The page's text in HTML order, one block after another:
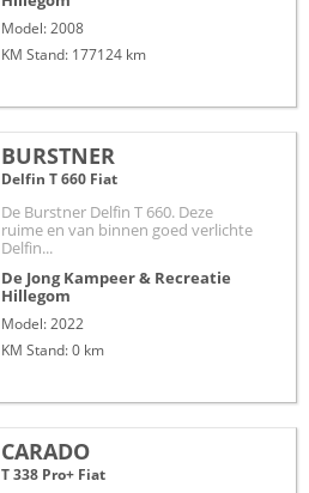
Model: 2008
KM Stand: 177124 km
BURSTNER
Delfin T 660 Fiat
De Burstner Delfin T 660. Deze
ruime en van binnen goed verlichte
Delfin...
De Jong Kampeer & Recreatie
Hillegom
Model: 2022
KM Stand: 0 km
CARADO
T 338 Pro+ Fiat